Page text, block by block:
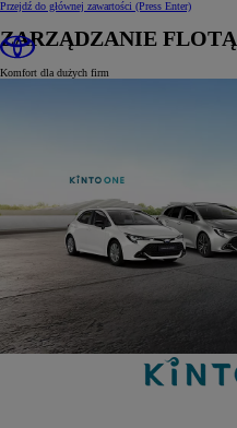
Przejdź do głównej zawartości (Press Enter)
ZARZĄDZANIE FLOTĄ
Komfort dla dużych firm